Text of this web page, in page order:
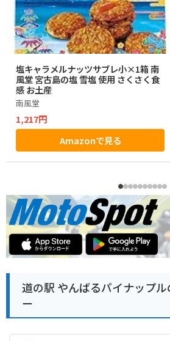
塩キャラメルナッツサブレ小×1箱 南
風堂 宮古島の塩 雪塩 使用 さくさく食
感 お土産
南風堂
1,217円
Amazonで見る
道の駅 やんばるパイナップ
ー